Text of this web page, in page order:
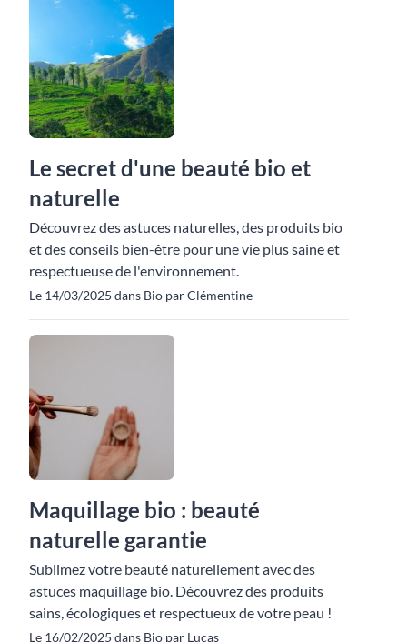
Le secret d'une beauté bio et
naturelle
Découvrez des astuces naturelles, des produits bio
et des conseils bien-être pour une vie plus saine et
respectueuse de l'environnement.
Le 14/03/2025 dans Bio par Clémentine
Maquillage bio : beauté
naturelle garantie
Sublimez votre beauté naturellement avec des
astuces maquillage bio. Découvrez des produits
sains, écologiques et respectueux de votre peau !
Le 16/02/2025 dans Bio par Lucas